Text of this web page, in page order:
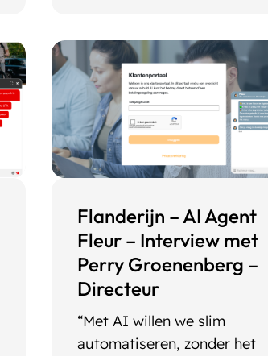
Flanderijn – AI Agent
Fleur – Interview met
Perry Groenenberg –
Directeur
“Met AI willen we slim
automatiseren, zonder het